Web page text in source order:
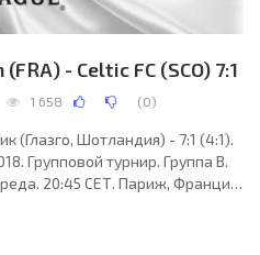
- Celtic FC (SCO) 7:1
1 658 (0)
Шотландия) - 7:1 (4:1).
Групповой турнир. Группа B.
20:45 СЕТ. Париж, Франция.
Анастасиос Сидиропулос